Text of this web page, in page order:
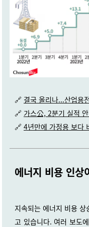
🔗 결국 올리나...산업용
🔗 가스公, 2분기 실적
🔗 4년만에 가정용 보다
에너지 비용 인상
지속되는 에너지 비용
고 있습니다. 여러 보도